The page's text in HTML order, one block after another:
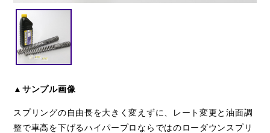
▲サンプル画像
スプリングの自由長を大きく変えずに、レート変更と油面調
整で車高を下げるハイパープロならではのローダウンスプリ